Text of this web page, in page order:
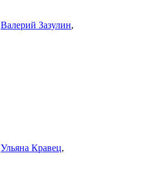
Валерий Зазулин,
Ульяна Кравец,